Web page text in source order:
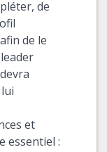
de
de le
et
essentiel :